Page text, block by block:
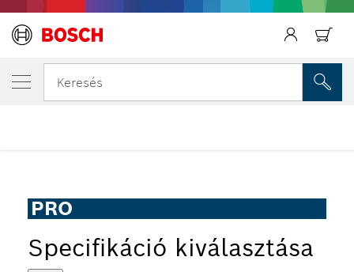
Keresés
PRO
Specifikáció kiválasztása
AZ ÁLTALAD VÁLASZTOTT TERMÉK
PRO C355 csiszolótekercs